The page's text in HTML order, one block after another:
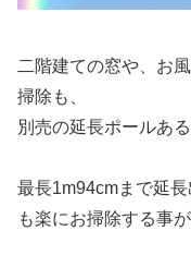
二階建ての窓や、お
掃除も、
別売の延長ポールあ
最長1m94cmまで延
も楽にお掃除する事